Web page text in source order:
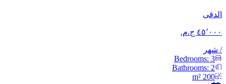
الدقى
/ شهر
Bedrooms: 3
Bathrooms: 2
200